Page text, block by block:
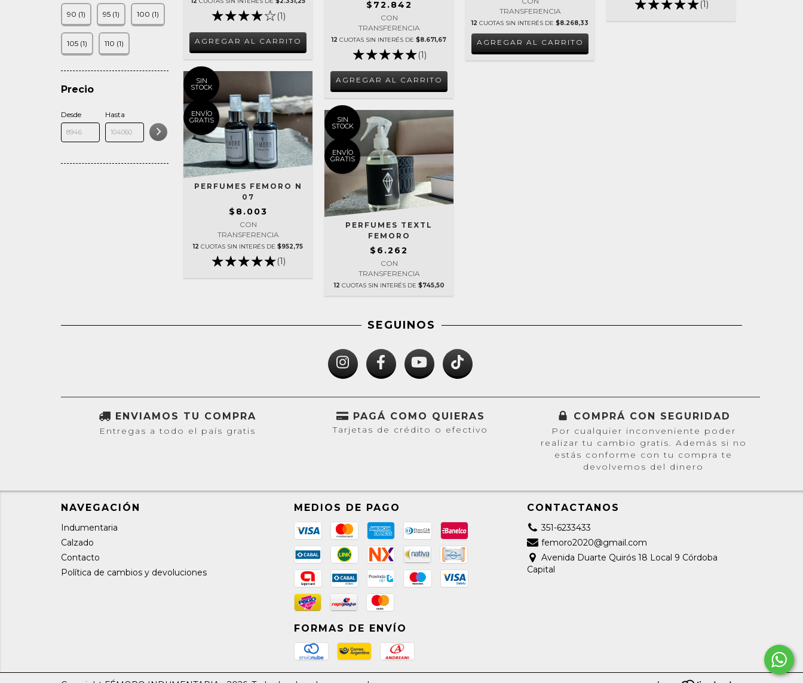
90 (1) 95 (1) 100 (1)
105 (1) 110 (1)
Precio
Desde Hasta
(1)
AGREGAR AL CARRITO
$72.842
CON
TRANSFERENCIA
12 CUOTAS SIN INTERÉS DE$8.671,67
(1)
AGREGAR AL CARRITO
TRANSFERENCIA
12 CUOTAS SIN INTERÉS DE$8.268,33
AGREGAR AL CARRITO
(1)
SIN
STOCK
ENVÍO
GRATIS
PERFUMES FEMORO N
07
$8.003
CON
TRANSFERENCIA
12 CUOTAS SIN INTERÉS DE$952,75
(1)
SIN
STOCK
ENVÍO
GRATIS
PERFUMES TEXTL
FEMORO
$6.262
CON
TRANSFERENCIA
12 CUOTAS SIN INTERÉS DE $745,50
SEGUINOS
ENVIAMOS TU COMPRA
Entregas a todo el país gratis
PAGÁ COMO QUIERAS
Tarjetas de crédito o efectivo
COMPRÁ CON SEGURIDAD
Por cualquier inconveniente poder
realizar tu cambio gratis. Además si no
estás conforme con tu compra te
devolvemos del dinero
NAVEGACIÓN
Indumentaria
Calzado
Contacto
Política de cambios y devoluciones
MEDIOS DE PAGO
FORMAS DE ENVÍO
CONTACTANOS
351-6233433
femoro2020@gmail.com
Avenida Duarte Quirós 18 Local 9 Córdoba
Capital